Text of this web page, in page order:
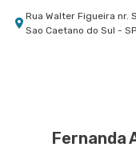
Rua Walter Figueira nr.
Sao Caetano do Sul - SP
Rua do Oratorio nr.
Fernanda